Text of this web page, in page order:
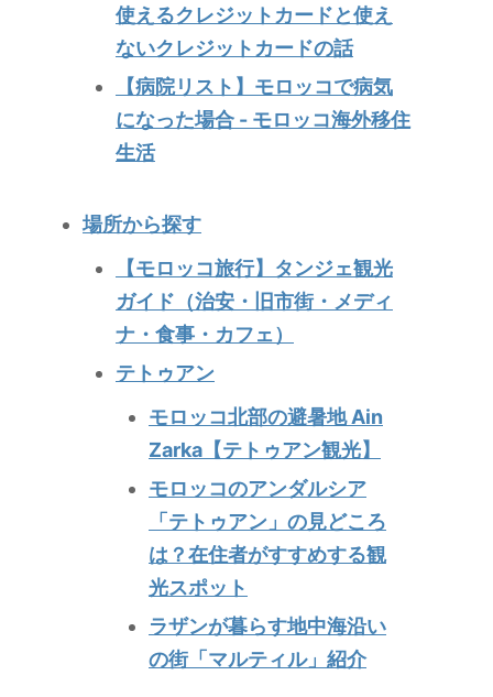
使えるクレジットカードと使え
ないクレジットカードの話
【病院リスト】モロッコで病気
になった場合 - モロッコ海外移住
生活
場所から探す
【モロッコ旅行】タンジェ観光
ガイド（治安・旧市街・メディ
ナ・食事・カフェ）
テトゥアン
モロッコ北部の避暑地 Ain
Zarka【テトゥアン観光】
モロッコのアンダルシア
「テトゥアン」の見どころ
は？在住者がすすめする観
光スポット
ラザンが暮らす地中海沿い
の街「マルティル」紹介